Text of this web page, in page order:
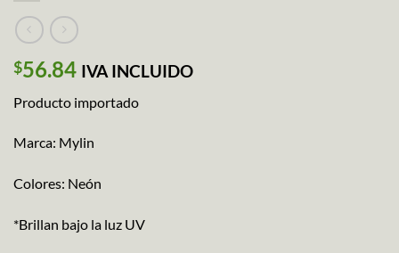
$56.84 IVA INCLUIDO
Producto importado
Marca: Mylin
Colores: Neón
*Brillan bajo la luz UV